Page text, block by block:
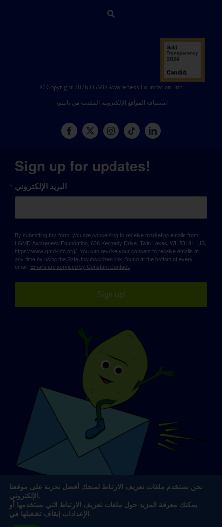
© Copyright 2026 LGMD Awareness Foundation, Inc
استضافة المواقع الإلكترونية المقدمة من بانثيون
Sign up for updates!
البريد الإلكتروني
By submitting this form, you are consenting to receive marketing emails from:
LGMD Awareness Foundation, 638 Kennedy Drive, Twin Lakes, WI, 53181, US,
https://www.lgmd-info.org/. You can revoke your consent to receive emails at
any time by using the SafeUnsubscribe® link, found at the bottom of every
email. Emails are serviced by Constant Contact.
Sign up!
نحن نستخدم ملفات تعريف الارتباط لمنحك أفضل تجربة على موقعنا
الإلكتروني.
يمكنك معرفة المزيد حول ملفات تعريف الارتباط التي نستخدمها أو
الإعدادات.